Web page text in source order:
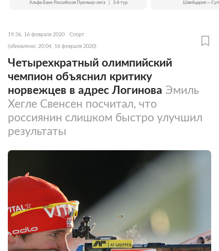
Альфа-Банк Российская Премьер-лига 3-й тур Швейцария —
19:36, 16 февраля 2020 Спорт
(обновлено: 20:04, 16 февраля 2020)
Четырехкратный олимпийский
чемпион объяснил критику
норвежцев в адрес Логинова Эмиль
Хегле Свенсен посчитал, что
россиянин слишком быстро улучшил
результаты